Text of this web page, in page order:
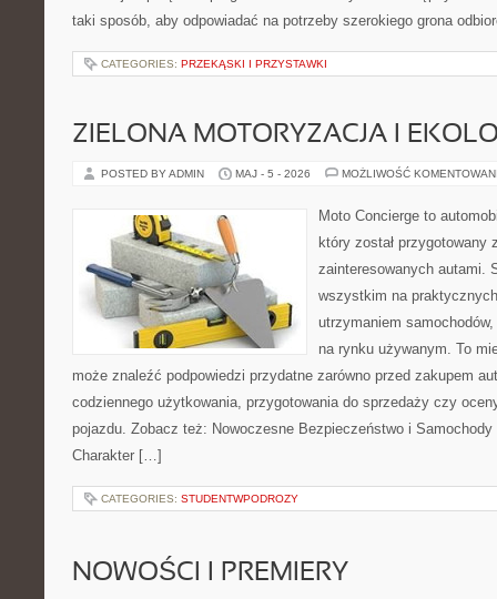
taki sposób, aby odpowiadać na potrzeby szerokiego grona
CATEGORIES: PRZEKĄSKI I PRZYSTAWKI
ZIELONA MOTORYZACJA I
POSTED BY ADMIN MAJ - 5 - 2026 MOŻLIWOŚĆ
Moto Concierge to
który został przygotowany
zainteresowanych autami.
wszystkim na
utrzymaniem
na rynku używanym. To
może znaleźć podpowiedzi przydatne zarówno przed zakupem
codziennego użytkowania, przygotowania do sprzedaży czy
pojazdu. Zobacz też: Nowoczesne Bezpieczeństwo i
Charakter […]
CATEGORIES: STUDENTWPODROZY
NOWOŚCI I PREMIERY